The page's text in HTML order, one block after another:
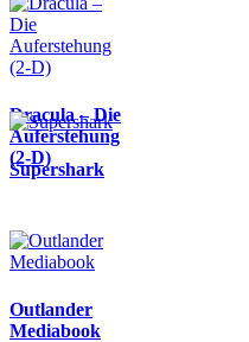
Dracula – Die
Auferstehung
(2-D)
Supershark
Outlander
Mediabook